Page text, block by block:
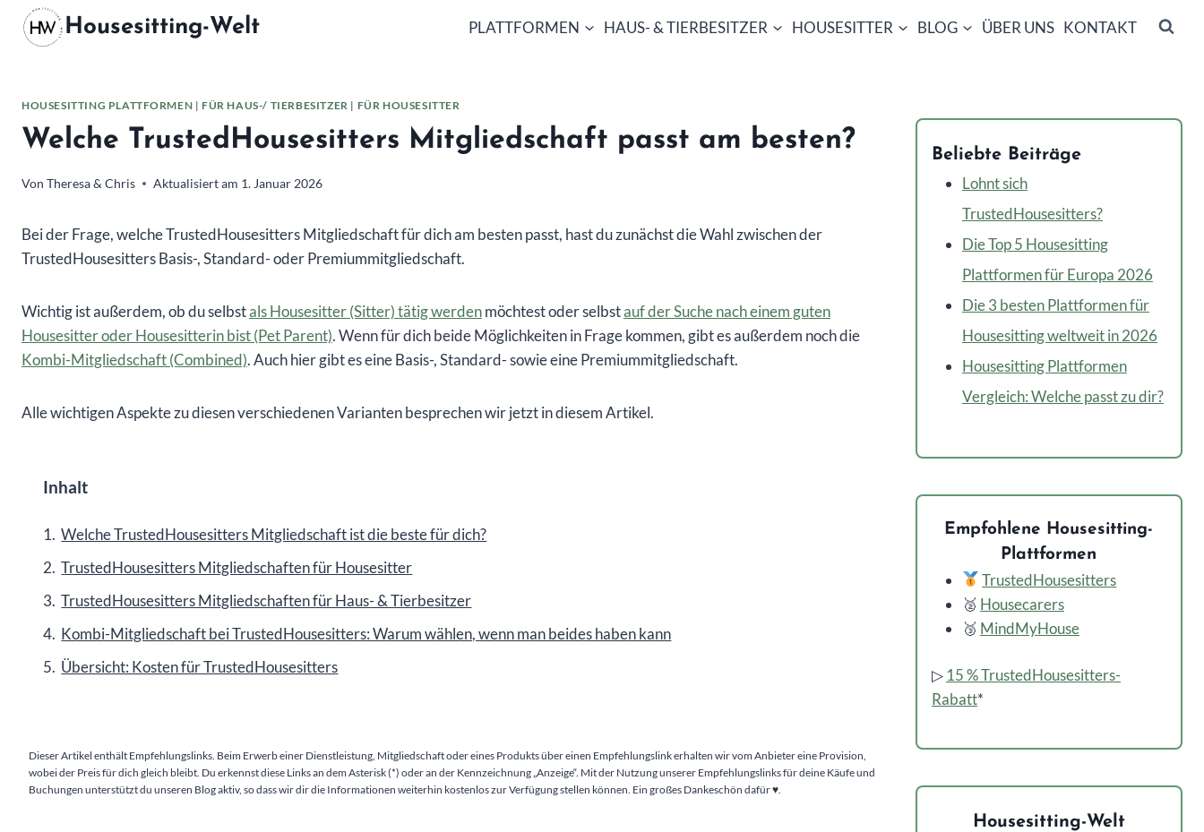
Zum
Inhalt
Housesitting-Welt PLATTFORMEN HAUS- & TIERBESITZER HOUSESITTER BLOG ÜBER UNS KONTAKT
HOUSESITTING PLATTFORMEN | FÜR HAUS-/ TIERBESITZER | FÜR HOUSESITTER
Welche TrustedHousesitters Mitgliedschaft passt am besten?
Von Theresa & Chris Aktualisiert am 1. Januar 2026
Bei der Frage, welche TrustedHousesitters Mitgliedschaft für dich am besten passt, hast du zunächst die Wahl zwischen der
TrustedHousesitters Basis-, Standard- oder Premiummitgliedschaft.
Wichtig ist außerdem, ob du selbstals Housesitter (Sitter) tätig werdenmöchtest oder selbstauf der Suche nach einem guten
Housesitter oder Housesitterin bist (Pet Parent). Wenn für dich beide Möglichkeiten in Frage kommen, gibt es außerdem noch die
Kombi-Mitgliedschaft (Combined). Auch hier gibt es eine Basis-, Standard- sowie eine Premiummitgliedschaft.
Alle wichtigen Aspekte zu diesen verschiedenen Varianten besprechen wir jetzt in diesem Artikel.
Inhalt
Welche TrustedHousesitters Mitgliedschaft ist die beste für dich?
TrustedHousesitters Mitgliedschaften für Housesitter
TrustedHousesitters Mitgliedschaften für Haus- & Tierbesitzer
Kombi-Mitgliedschaft bei TrustedHousesitters: Warum wählen, wenn man beides haben kann
Übersicht: Kosten für TrustedHousesitters
Dieser Artikel enthält Empfehlungslinks. Beim Erwerb einer Dienstleistung, Mitgliedschaft oder eines Produkts über einen Empfehlungslink erhalten wir vom Anbieter eine Provision,
wobei der Preis für dich gleich bleibt. Du erkennst diese Links an dem Asterisk (*) oder an der Kennzeichnung „Anzeige“. Mit der Nutzung unserer Empfehlungslinks für deine Käufe und
Buchungen unterstützt du unseren Blog aktiv, so dass wir dir die Informationen weiterhin kostenlos zur Verfügung stellen können. Ein großes Dankeschön dafür ♥️.
Beliebte Beiträge
Lohnt sich
TrustedHousesitters?
Die Top 5 Housesitting
Plattformen für Europa 2026
Die 3 besten Plattformen für
Housesitting weltweit in 2026
Housesitting Plattformen
Vergleich: Welche passt zu dir?
Empfohlene Housesitting-
Plattformen
TrustedHousesitters
🥈 Housecarers
🥉 MindMyHouse
▷ 15 % TrustedHousesitters-
Rabatt*
Housesitting-Welt